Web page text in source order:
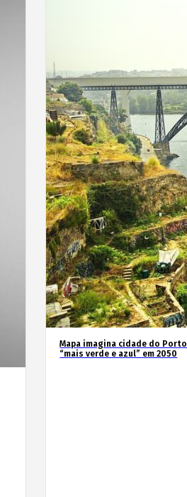
Mapa imagina cidade do Porto
“mais verde e azul” em 2050